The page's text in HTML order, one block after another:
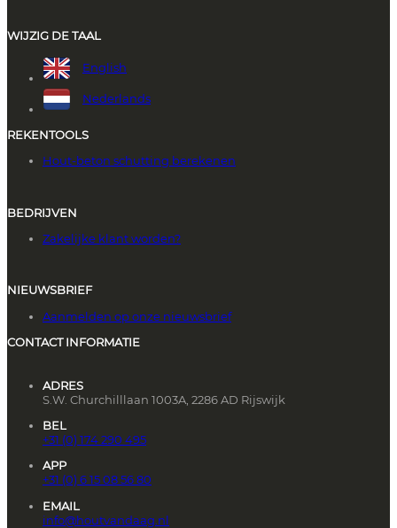
WIJZIG DE TAAL
English
Nederlands
REKENTOOLS
Hout-beton schutting berekenen
BEDRIJVEN
Zakelijke klant worden?
NIEUWSBRIEF
Aanmelden op onze nieuwsbrief
CONTACT INFORMATIE
ADRES
S.W. Churchilllaan 1003A, 2286 AD Rijswijk
BEL
+31 (0) 174 290 495
APP
+31 (0) 6 15 08 56 80
EMAIL
info@houtvandaag.nl